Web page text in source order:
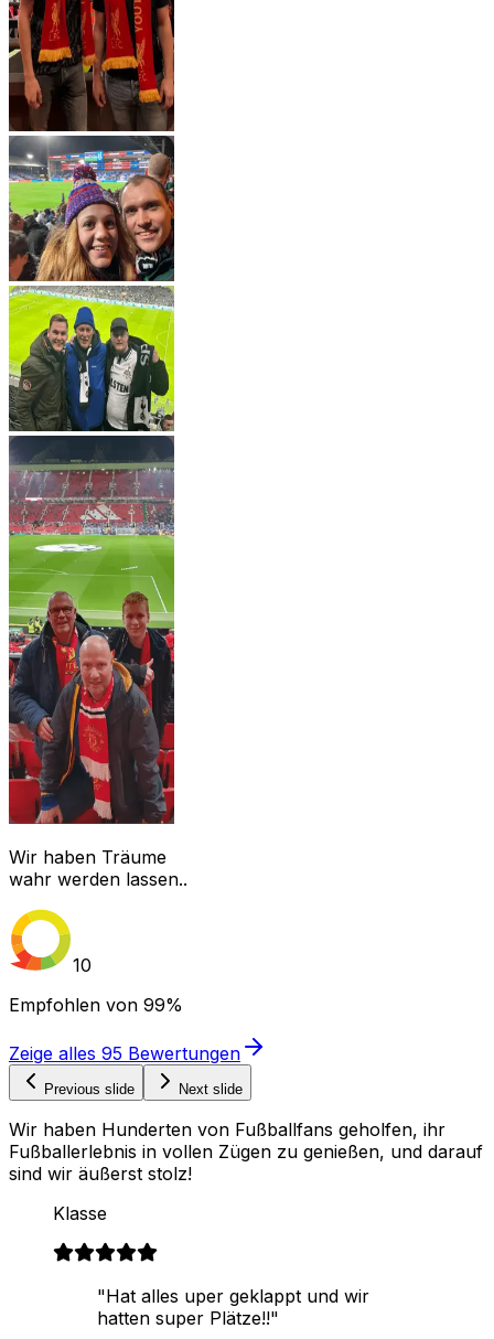
Wir haben Träume
wahr werden lassen..
10
Empfohlen von 99%
Zeige alles 95 Bewertungen
Previous slide Next slide
Wir haben Hunderten von Fußballfans geholfen, ihr
Fußballerlebnis in vollen Zügen zu genießen, und darauf
sind wir äußerst stolz!
Klasse
"Hat alles uper geklappt und wir
hatten super Plätze!!"